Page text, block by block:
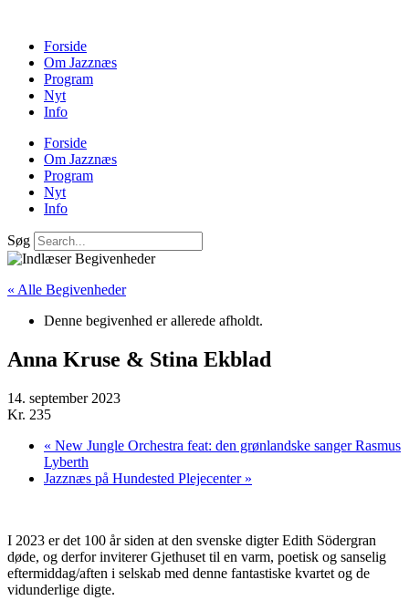
Forside
Om Jazznæs
Program
Nyt
Info
Forside
Om Jazznæs
Program
Nyt
Info
Søg
« Alle Begivenheder
Denne begivenhed er allerede afholdt.
Anna Kruse & Stina Ekblad
14. september 2023
Kr. 235
« New Jungle Orchestra feat: den grønlandske sanger Rasmus
Lyberth
Jazznæs på Hundested Plejecenter »
I 2023 er det 100 år siden at den svenske digter Edith Södergran
døde, og derfor inviterer Gjethuset til en varm, poetisk og sanselig
eftermiddag/aften i selskab med denne fantastiske kvartet og de
vidunderlige digte.